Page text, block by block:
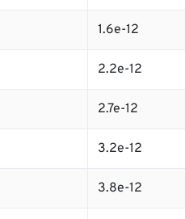
1.6e-12
2.2e-12
2.7e-12
3.2e-12
3.8e-12